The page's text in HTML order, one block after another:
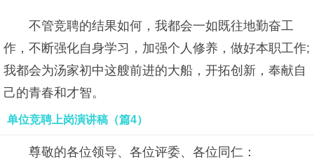
不管竞聘的结果如何，我都会一如既往地勤奋工
作，不断强化自身学习，加强个人修养，做好本职工作;
我都会为汤家初中这艘前进的大船，开拓创新，奉献自
己的青春和才智。
单位竞聘上岗演讲稿（篇4）
尊敬的各位领导、各位评委、各位同仁：